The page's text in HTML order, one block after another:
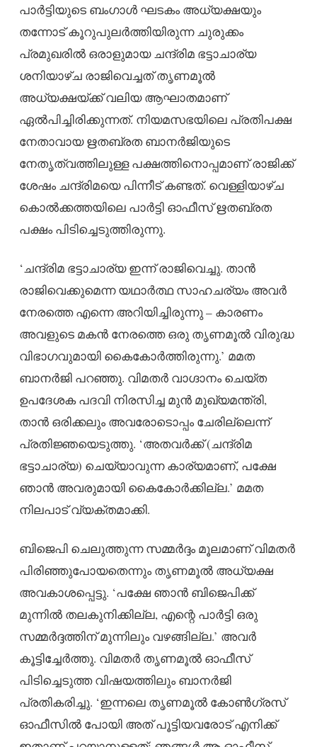
പാർട്ടിയുടെ ബംഗാൾ ഘടകം അധ്യക്ഷയും
തന്നോട് കൂറുപുലർത്തിയിരുന്ന ചുരുക്കം
പ്രമുഖരിൽ ഒരാളുമായ ചന്ദ്രിമ ഭട്ടാചാര്യ
ശനിയാഴ്ച രാജിവെച്ചത് തൃണമൂൽ
അധ്യക്ഷയ്ക്ക് വലിയ ആഘാതമാണ്
ഏൽപിച്ചിരിക്കുന്നത്. നിയമസഭയിലെ പ്രതിപക്ഷ
നേതാവായ ഋതബ്രത ബാനർജിയുടെ
നേതൃത്വത്തിലുള്ള പക്ഷത്തിനൊപ്പമാണ് രാജിക്ക്
ശേഷം ചന്ദ്രിമയെ പിന്നീട് കണ്ടത്. വെള്ളിയാഴ്ച
കൊൽക്കത്തയിലെ പാർട്ടി ഓഫീസ് ഋതബ്രത
പക്ഷം പിടിച്ചെടുത്തിരുന്നു.
‘ചന്ദ്രിമ ഭട്ടാചാര്യ ഇന്ന് രാജിവെച്ചു. താൻ
രാജിവെക്കുമെന്ന യഥാർത്ഥ സാഹചര്യം അവർ
നേരത്തെ എന്നെ അറിയിച്ചിരുന്നു – കാരണം
അവളുടെ മകൻ നേരത്തെ ഒരു തൃണമൂൽ വിരുദ്ധ
വിഭാഗവുമായി കൈകോർത്തിരുന്നു.’ മമത
ബാനർജി പറഞ്ഞു. വിമതർ വാഗ്ദാനം ചെയ്ത
ഉപദേശക പദവി നിരസിച്ച മുൻ മുഖ്യമന്ത്രി,
താൻ ഒരിക്കലും അവരോടൊപ്പം ചേരില്ലെന്ന്
പ്രതിജ്ഞയെടുത്തു. ‘അതവർക്ക് (ചന്ദ്രിമ
ഭട്ടാചാര്യ) ചെയ്യാവുന്ന കാര്യമാണ്, പക്ഷേ
ഞാൻ അവരുമായി കൈകോർക്കില്ല.’ മമത
നിലപാട് വ്യക്തമാക്കി.
ബിജെപി ചെലുത്തുന്ന സമ്മർദ്ദം മൂലമാണ് വിമതർ
പിരിഞ്ഞുപോയതെന്നും തൃണമൂൽ അധ്യക്ഷ
അവകാശപ്പെട്ടു. ‘പക്ഷേ ഞാൻ ബിജെപിക്ക്
മുന്നിൽ തലകുനിക്കില്ല, എന്റെ പാർട്ടി ഒരു
സമ്മർദ്ദത്തിന് മുന്നിലും വഴങ്ങില്ല.’ അവർ
കൂട്ടിച്ചേർത്തു. വിമതർ തൃണമൂൽ ഓഫീസ്
പിടിച്ചെടുത്ത വിഷയത്തിലും ബാനർജി
പ്രതികരിച്ചു. ‘ഇന്നലെ തൃണമൂൽ കോൺഗ്രസ്
ഓഫീസിൽ പോയി അത് പൂട്ടിയവരോട് എനിക്ക്